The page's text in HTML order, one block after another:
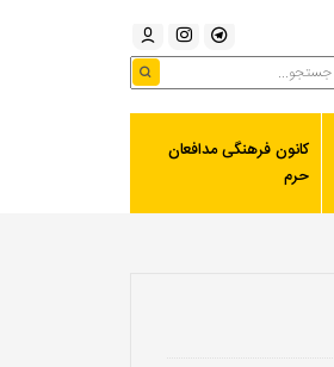
کانون فرهنگی مدافعان
حرم